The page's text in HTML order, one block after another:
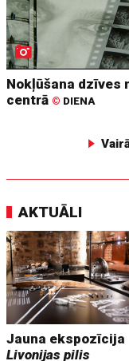
Nokļūšana dzīves
centrā © DIENA
AKTUĀLI
Jauna ekspozīcija
Livonijas pilis